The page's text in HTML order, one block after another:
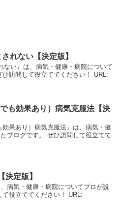
れない【決定版】
ない』は、病気・健康・病院について
ひ訪問して役立ててください！ URL:
も効果あり）病気克服法【決
効果あり）病気克服法』は、病気・健
ブログです。 ぜひ訪問して役立てて
決定版】
病気・健康・病院についてプロが説
て役立ててください！ URL: